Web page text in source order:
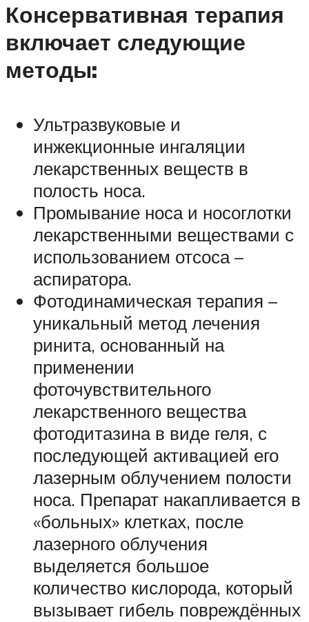
Консервативная терапия
включает следующие
методы:
Ультразвуковые и
инжекционные ингаляции
лекарственных веществ в
полость носа.
Промывание носа и носоглотки
лекарственными веществами с
использованием отсоса –
аспиратора.
Фотодинамическая терапия –
уникальный метод лечения
ринита, основанный на
применении
фоточувствительного
лекарственного вещества
фотодитазина в виде геля, с
последующей активацией его
лазерным облучением полости
носа. Препарат накапливается в
«больных» клетках, после
лазерного облучения
выделяется большое
количество кислорода, который
вызывает гибель повреждённых